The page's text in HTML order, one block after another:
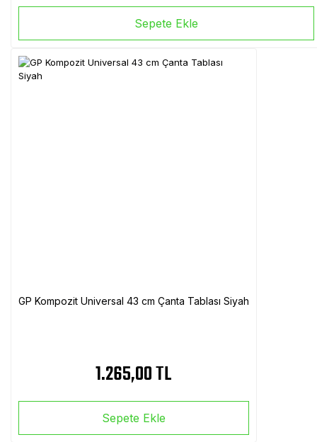
Sepete Ekle
GP Kompozit Universal 43 cm Çanta Tablası Siyah
1.265,00 TL
Sepete Ekle